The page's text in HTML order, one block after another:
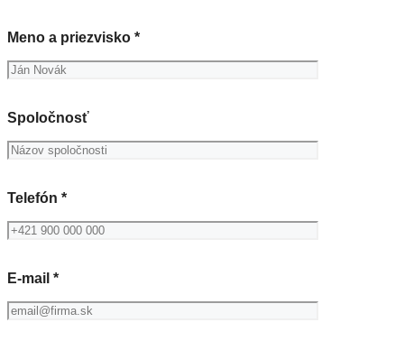
Meno a priezvisko *
Spoločnosť
Telefón *
E-mail *